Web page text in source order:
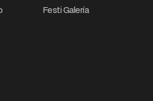
Festi Galería